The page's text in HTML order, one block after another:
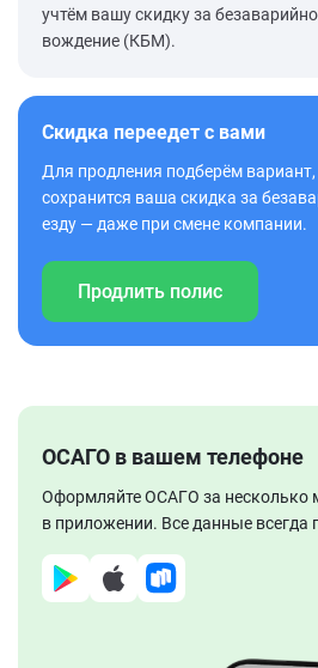
учтём вашу скидку за
вождение (КБМ).
Скидка переедет с вами
Для продления подберём вариант,
сохранится ваша скидка за
езду — даже при смене компании.
Продлить полис
ОСАГО в вашем телефоне
Оформляйте ОСАГО за несколько
в приложении. Все данные всегда